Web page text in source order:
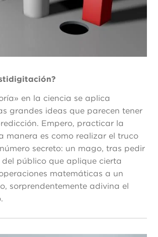
en la ciencia se aplica
grandes ideas que parecen tener
Empero, practicar la
manera es como realizar el truco
secreto: un mago, tras pedir
público que aplique cierta
matemáticas a un
sorprendentemente adivina el